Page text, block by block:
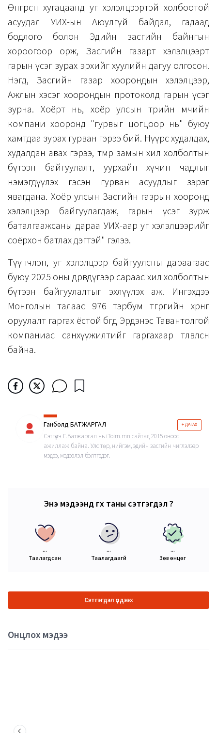
Өнгөрсөн хугацаанд уг хэлэлцээртэй холбоотой
асуудал УИХ-ын Аюулгүй байдал, гадаад
бодлого болон Эдийн засгийн байнгын
хороогоор орж, Засгийн газарт хэлэлцээрт
гарын үсэг зурах эрхийг хуулийн дагуу олгосон.
Нэгд, Засгийн газар хоорондын хэлэлцээр,
Ажлын хэсэг хоорондын протоколд гарын үсэг
зурна. Хоёрт нь, хоёр улсын төрийн өмчийн
компани хооронд "гурвыг цогцоор нь" буюу
хамтдаа зурах гурван гэрээ бий. Нүүрс худалдах,
худалдан авах гэрээ, төмөр замын хил холболтын
бүтээн байгуулалт, уурхайн хүчин чадлыг
нэмэгдүүлэх гэсэн гурван асуудлыг зэрэг
явагдана. Хоёр улсын Засгийн газрын хооронд
хэлэлцээр байгуулагдаж, гарын үсэг зурж
баталгаажсаны дараа УИХ-аар уг хэлэлцээрийг
соёрхон батлах дэгтэй" гэлээ.
Түүнчлэн, уг хэлэлцээр байгуулсны дараагаас
буюу 2025 оны дөрөвдүгээр сараас хил холболтын
бүтээн байгуулалтыг эхлүүлэх аж. Ингэхдээ
Монголын талаас 976 тэрбум төгрөгийн хөрөнгө
оруулалт гаргах ёстой бөгөөд Эрдэнэс Тавантолгой
компаниас санхүүжилтийг гаргахаар төлөвлөсөн
байна.
Ганболд БАТЖАРГАЛ + ДАГАХ
Сэтгүүлч Г.Батжаргал нь iToim.mn сайтад 2015 оноос
ажиллаж байна. Улс төр, нийгэм, эдийн засгийн чиглэлээр
мэдээ, мэдээлэл бэлтгэдэг.
Энэ мэдээнд өгөх таны сэтгэгдэл ?
...
Таалагдсан
...
Таалагдаагүй
...
Зөв өнцөг
Сэтгэгдэл үлдээх
Онцлох мэдээ